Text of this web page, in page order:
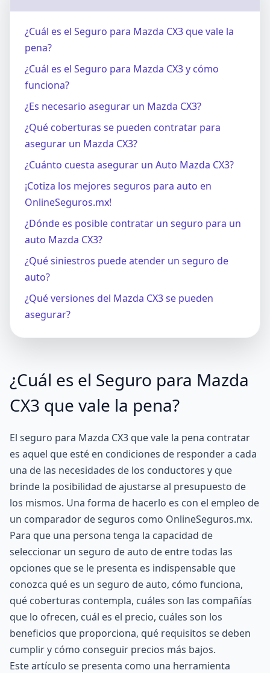
¿Cuál es el Seguro para Mazda CX3 que vale la
pena?
¿Cuál es el Seguro para Mazda CX3 y cómo
funciona?
¿Es necesario asegurar un Mazda CX3?
¿Qué coberturas se pueden contratar para
asegurar un Mazda CX3?
¿Cuánto cuesta asegurar un Auto Mazda CX3?
¡Cotiza los mejores seguros para auto en
OnlineSeguros.mx!
¿Dónde es posible contratar un seguro para un
auto Mazda CX3?
¿Qué siniestros puede atender un seguro de
auto?
¿Qué versiones del Mazda CX3 se pueden
asegurar?
¿Cuál es el Seguro para Mazda
CX3 que vale la pena?
El seguro para Mazda CX3 que vale la pena contratar
es aquel que esté en condiciones de responder a cada
una de las necesidades de los conductores y que
brinde la posibilidad de ajustarse al presupuesto de
los mismos. Una forma de hacerlo es con el empleo de
un comparador de seguros como OnlineSeguros.mx.
Para que una persona tenga la capacidad de
seleccionar un seguro de auto de entre todas las
opciones que se le presenta es indispensable que
conozca qué es un seguro de auto, cómo funciona,
qué coberturas contempla, cuáles son las compañías
que lo ofrecen, cuál es el precio, cuáles son los
beneficios que proporciona, qué requisitos se deben
cumplir y cómo conseguir precios más bajos.
Este artículo se presenta como una herramienta